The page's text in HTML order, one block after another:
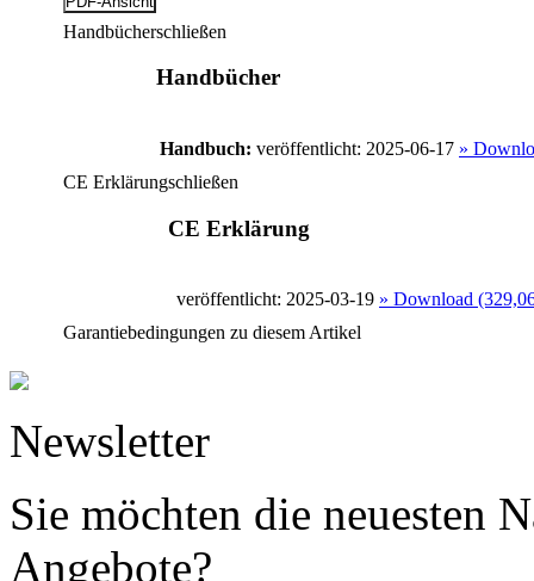
Handbücherschließen
Handbücher
Handbuch: veröffentlicht: 2025-06-17 »
CE Erklärungschließen
CE Erklärung
veröffentlicht: 2025-03-19 » Download
Garantiebedingungen zu diesem Artikel
Newsletter
Sie möchten die neuesten
Angebote?